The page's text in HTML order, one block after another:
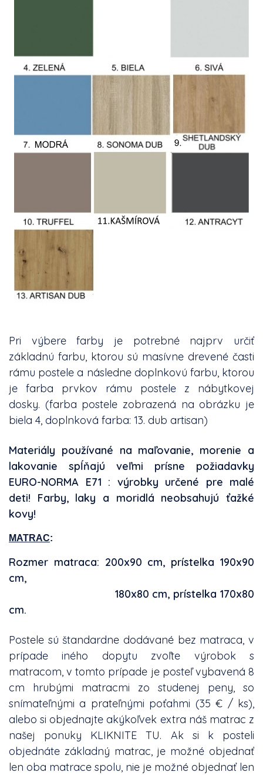
Pri výbere farby je potrebné najprv určiť
základnú farbu, ktorou sú masívne drevené časti
rámu postele a následne doplnkovú farbu, ktorou
je farba prvkov rámu postele z nábytkovej
dosky. (farba postele zobrazená na obrázku je
biela 4, doplnková farba: 13. dub artisan)
Materiály používané na maľovanie, morenie a
lakovanie spĺňajú veľmi prísne požiadavky
EURO-NORMA E71 : výrobky určené pre malé
deti! Farby, laky a moridlá neobsahujú ťažké
kovy!
MATRAC:
Rozmer matraca: 200x90 cm, prístelka 190x90
cm,
180x80 cm, prístelka 170x80
cm.
Postele sú štandardne dodávané bez matraca, v
prípade iného dopytu zvoľte výrobok s
matracom, v tomto prípade je posteľ vybavená 8
cm hrubými matracmi zo studenej peny, so
snímateľnými a prateľnými poťahmi (35 € / ks),
alebo si objednajte akýkoľvek extra náš matrac z
našej ponuky KLIKNITE TU. Ak si k posteli
objednáte základný matrac, je možné objednať
len oba matrace spolu, nie je možné objednať len